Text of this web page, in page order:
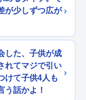
が少しずつ広が
した、子供が成
れてマジで引い
けて子供4人も
う話かよ！